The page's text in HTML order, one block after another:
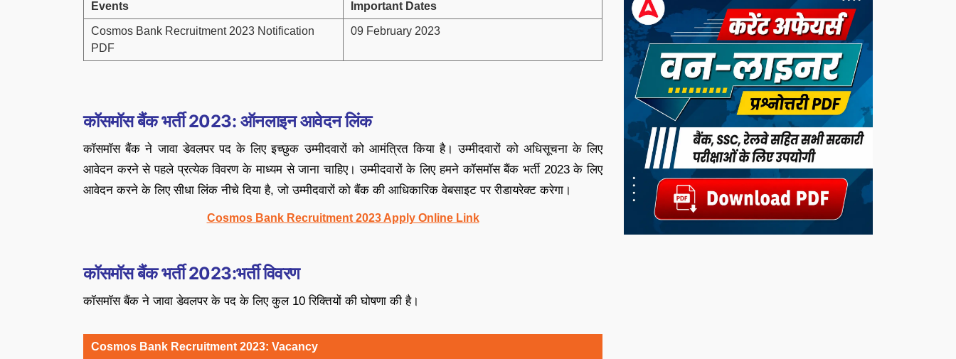
Events Important Dates
Cosmos Bank Recruitment 2023 Notification
PDF
09 February 2023
कॉसमॉस बैंक भर्ती2023: ऑनलाइन आवेदन लिंक
कॉसमॉस बैंक ने जावा डेवलपर पद के लिए इच्छुक उम्मीदवारों को आमंत्रित किया है। उम्मीदवारों को अधिसूचना के लिए
आवेदन करने से पहले प्रत्येक विवरण के माध्यम से जाना चाहिए। उम्मीदवारों के लिए हमने कॉसमॉस बैंक भर्ती 2023 के लिए
आवेदन करने के लिए सीधा लिंक नीचे दिया है, जो उम्मीदवारों को बैंक की आधिकारिक वेबसाइट पर रीडायरेक्ट करेगा।
Cosmos Bank Recruitment 2023 Apply Online Link
कॉसमॉस बैंक भर्ती 2023:भर्तीविवरण
कॉसमॉस बैंक ने जावा डेवलपर के पद के लिए कुल 10 रिक्तियों की घोषणा की है।
Cosmos Bank Recruitment 2023: Vacancy